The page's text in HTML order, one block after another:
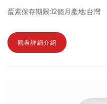
蛋素保存期限:12個月產地:台灣
觀看詳細介紹